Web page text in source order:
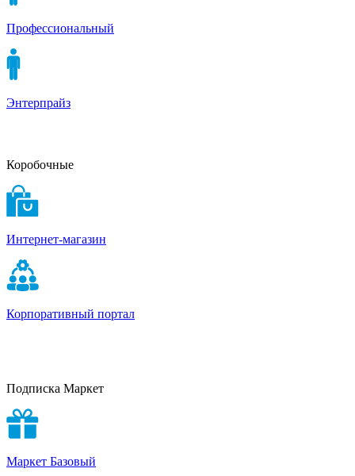
Профессиональный
Энтерпрайз
Коробочные
Интернет-магазин
Корпоративный портал
Подписка Маркет
Маркет Базовый